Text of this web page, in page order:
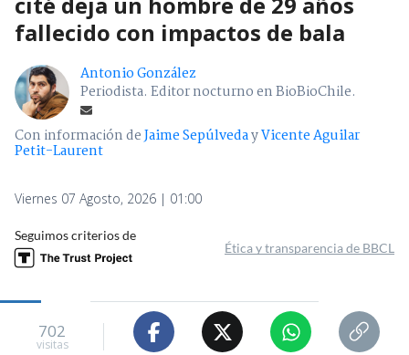
fallecido con impactos de bala
Antonio González
Periodista. Editor nocturno en BioBioChile.
Con información deJaime SepúlvedayVicente Aguilar
Petit-Laurent
Viernes 07 Agosto, 2026 | 01:00
Seguimos criterios de
Ética y transparencia de BBCL
702
visitas